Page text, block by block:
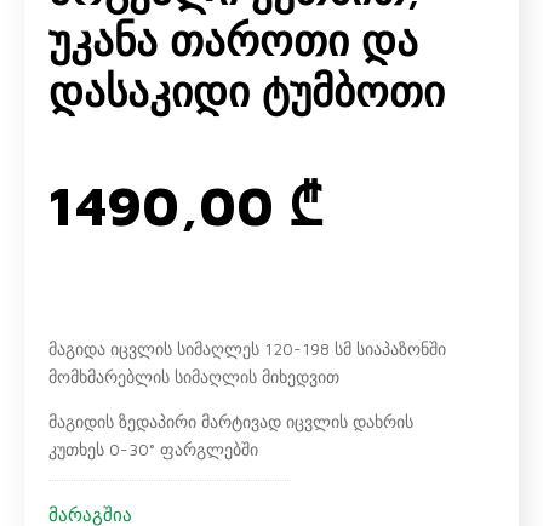
Უკანა Თაროთი Და
Დასაკიდი Ტუმბოთი
1490,00 ₾
მაგიდა იცვლის სიმაღლეს 120-198 სმ სიაპაზონში
მომხმარებლის სიმაღლის მიხედვით
მაგიდის ზედაპირი მარტივად იცვლის დახრის
კუთხეს 0-30° ფარგლებში
მარაგშია